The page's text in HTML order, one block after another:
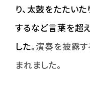
り、太鼓をたたい
するなど言葉を超
した。演奏を披露
まれました。